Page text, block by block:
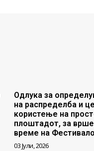
Одлука за
на распределба и
користење на
плоштадот, за
време на
03 Јули, 2026